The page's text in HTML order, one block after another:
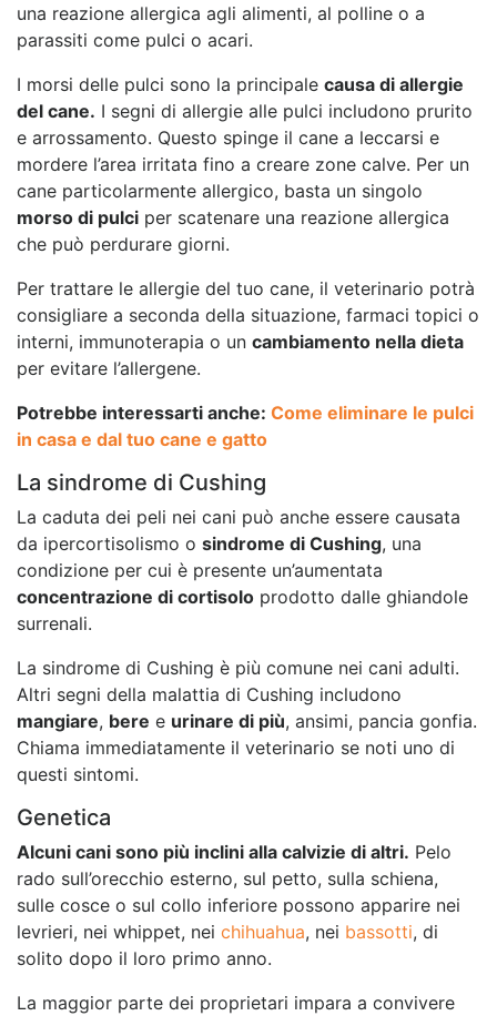
una reazione allergica agli alimenti, al polline o a
parassiti come pulci o acari.
I morsi delle pulci sono la principale causa di allergie
del cane. I segni di allergie alle pulci includono prurito
e arrossamento. Questo spinge il cane a leccarsi e
mordere l’area irritata fino a creare zone calve. Per un
cane particolarmente allergico, basta un singolo
morso di pulci per scatenare una reazione allergica
che può perdurare giorni.
Per trattare le allergie del tuo cane, il veterinario potrà
consigliare a seconda della situazione, farmaci topici o
interni, immunoterapia o un cambiamento nella dieta
per evitare l’allergene.
Potrebbe interessarti anche: Come eliminare le pulci
in casa e dal tuo cane e gatto
La sindrome di Cushing
La caduta dei peli nei cani può anche essere causata
da ipercortisolismo o sindrome di Cushing, una
condizione per cui è presente un’aumentata
concentrazione di cortisolo prodotto dalle ghiandole
surrenali.
La sindrome di Cushing è più comune nei cani adulti.
Altri segni della malattia di Cushing includono
mangiare, bere e urinare di più, ansimi, pancia gonfia.
Chiama immediatamente il veterinario se noti uno di
questi sintomi.
Genetica
Alcuni cani sono più inclini alla calvizie di altri. Pelo
rado sull’orecchio esterno, sul petto, sulla schiena,
sulle cosce o sul collo inferiore possono apparire nei
levrieri, nei whippet, nei chihuahua, nei bassotti, di
solito dopo il loro primo anno.
La maggior parte dei proprietari impara a convivere